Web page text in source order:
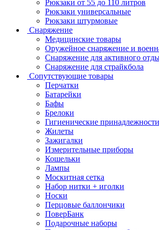
Рюкзаки от 55 до 110 литров
Рюкзаки универсальные
Рюкзаки штурмовые
Снаряжение
Медицинские товары
Оружейное снаряжение и
Снаряжение для активного
Снаряжение для страйкбола
Сопутствующие товары
Перчатки
Батарейки
Бафы
Брелоки
Гигиенические принадлежности
Жилеты
Зажигалки
Измерительные приборы
Кошельки
Лампы
Москитная сетка
Набор нитки + иголки
Носки
Перцовые баллончики
ПоверБанк
Подарочные наборы